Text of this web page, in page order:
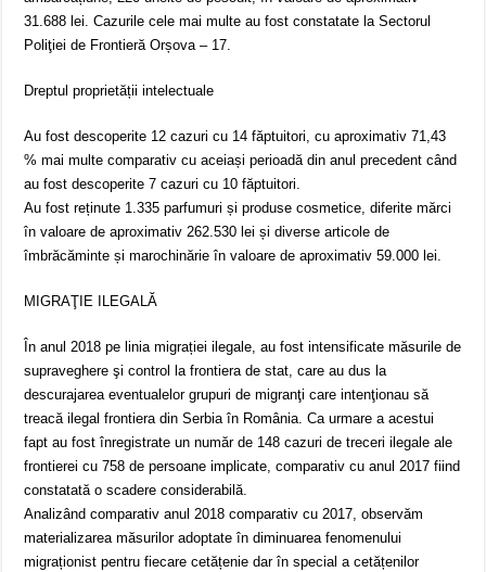
31.688 lei. Cazurile cele mai multe au fost constatate la Sectorul
Poliţiei de Frontieră Orșova – 17.
Dreptul proprietății intelectuale
Au fost descoperite 12 cazuri cu 14 făptuitori, cu aproximativ 71,43
% mai multe comparativ cu aceiași perioadă din anul precedent când
au fost descoperite 7 cazuri cu 10 făptuitori.
Au fost reținute 1.335 parfumuri și produse cosmetice, diferite mărci
în valoare de aproximativ 262.530 lei și diverse articole de
îmbrăcăminte și marochinărie în valoare de aproximativ 59.000 lei.
MIGRAŢIE ILEGALĂ
În anul 2018 pe linia migrației ilegale, au fost intensificate măsurile de
supraveghere şi control la frontiera de stat, care au dus la
descurajarea eventualelor grupuri de migranţi care intenţionau să
treacă ilegal frontiera din Serbia în România. Ca urmare a acestui
fapt au fost înregistrate un număr de 148 cazuri de treceri ilegale ale
frontierei cu 758 de persoane implicate, comparativ cu anul 2017 fiind
constatată o scadere considerabilă.
Analizând comparativ anul 2018 comparativ cu 2017, observăm
materializarea măsurilor adoptate în diminuarea fenomenului
migraționist pentru fiecare cetățenie dar în special a cetățenilor